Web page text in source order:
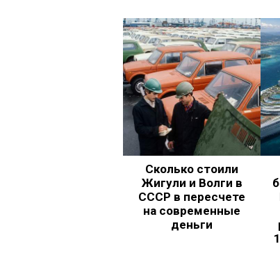
Сколько стоили
Жигули и Волги в
СССР в пересчете
на современные
деньги